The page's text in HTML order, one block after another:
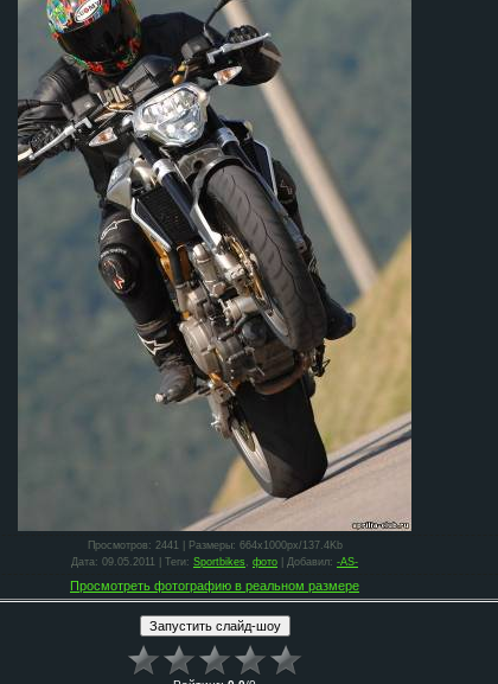
Просмотров: 2441 | Размеры: 664x1000px/137.4Kb
Дата : 09.05.2011 | Теги: Sportbikes фото Добавил: -AS-
Просмотреть фотографию в реальном размере